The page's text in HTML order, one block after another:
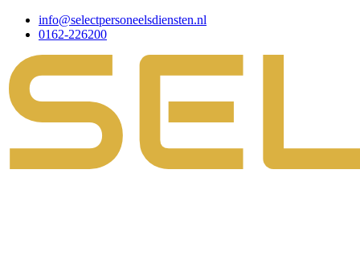
info@selectpersoneelsdiensten.nl
0162-226200